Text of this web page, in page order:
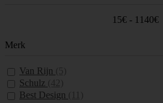
15€ - 1140€
Merk
Van Rijn
Schulz
Best Design